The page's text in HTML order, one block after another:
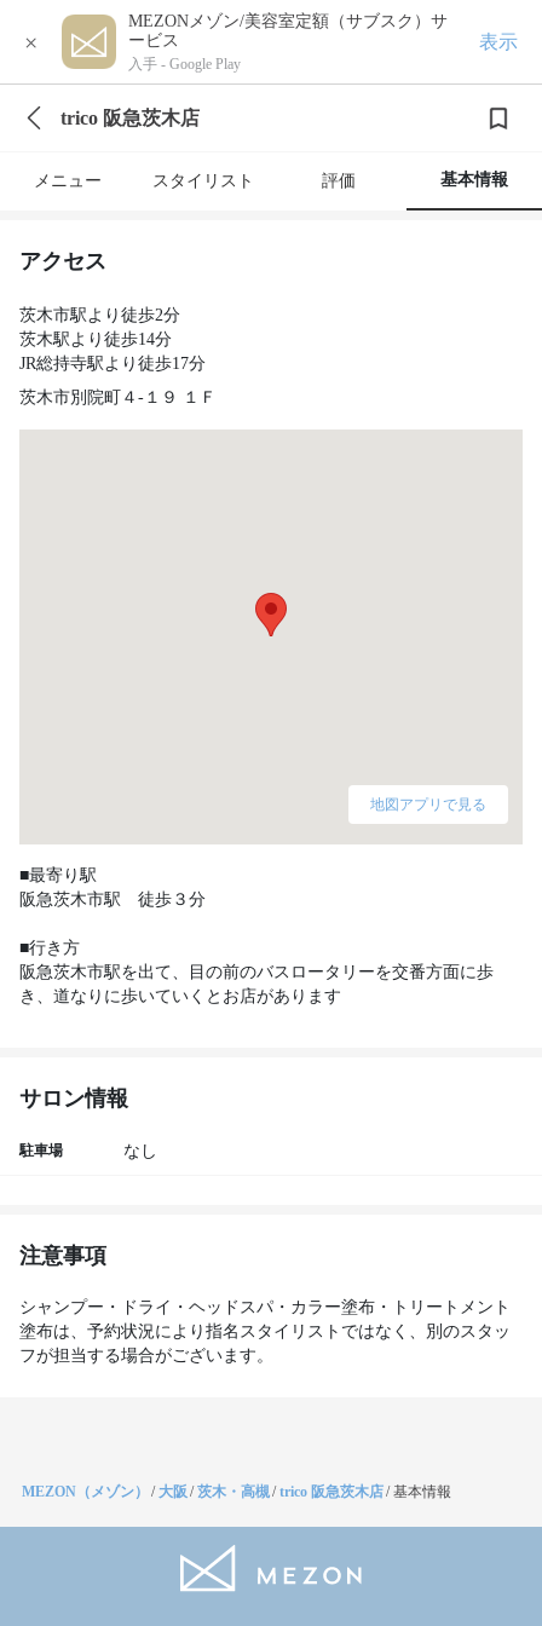
×
MEZONメゾン/美容室定額（サブスク）サ
ービス
入手 - Google Play
表示
trico 阪急茨木店
メニュー スタイリスト 評価 基本情報
アクセス
茨木市駅より徒歩2分
茨木駅より徒歩14分
JR総持寺駅より徒歩17分
茨木市別院町４-１９ １Ｆ
地図アプリで見る
■最寄り駅
阪急茨木市駅　徒歩３分
■行き方
阪急茨木市駅を出て、目の前のバスロータリーを交番方面に歩
サロン情報
駐車場 なし
注意事項
シャンプー・ドライ・ヘッドスパ・カラー塗布・トリートメント
塗布は、予約状況により指名スタイリストではなく、別のスタッ
フが担当する場合がございます。
MEZON（メゾン） /大阪 /茨木・高槻/trico 阪急茨木店/基本情報